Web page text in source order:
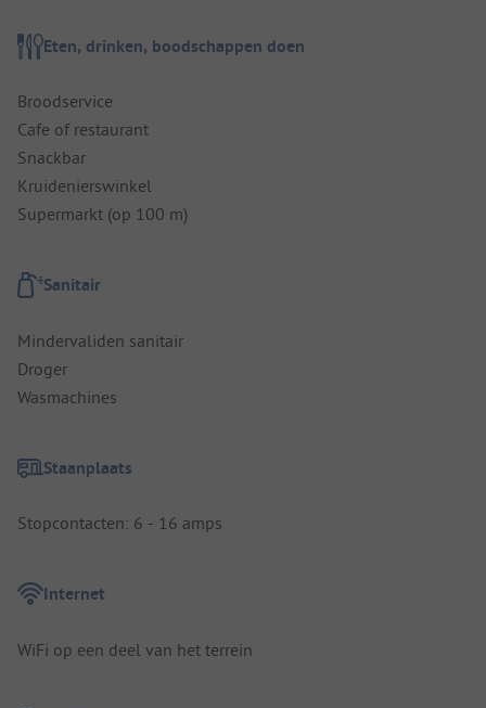
Eten, drinken, boodschappen doen
Broodservice
Cafe of restaurant
Snackbar
Kruidenierswinkel
Supermarkt (op 100 m)
Sanitair
Mindervaliden sanitair
Droger
Wasmachines
Staanplaats
Stopcontacten: 6 - 16 amps
Internet
WiFi op een deel van het terrein